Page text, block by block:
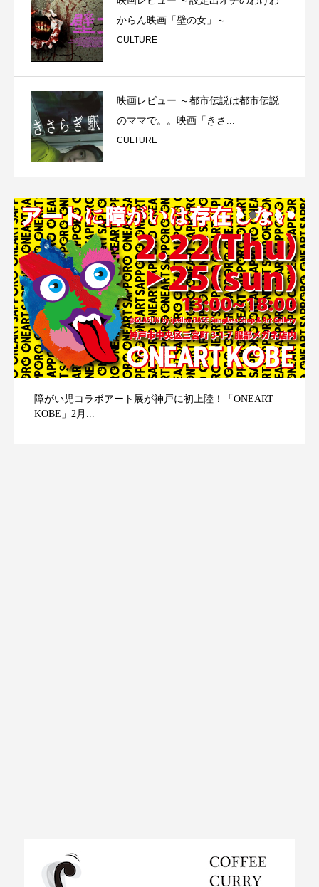
からん映画「壁の女」～
CULTURE
映画レビュー ～都市伝説は都市伝説
のママで。。映画「きさ...
CULTURE
障がい児コラボアート展が神戸に初上陸！「ONEART
KOBE」2月...